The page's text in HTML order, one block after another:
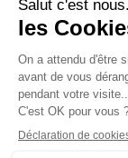
Mentions légales
Conditions Générales
Politique en matière de
POUR VOTRE SANTÉ,
Les complément
ne pas être utilisés
Réservé à l'adulte.